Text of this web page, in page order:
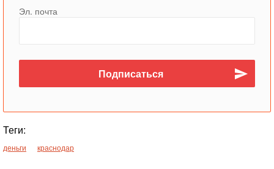
Эл. почта
Теги:
деньги краснодар